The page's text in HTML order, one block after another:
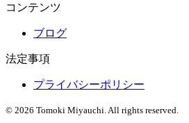
コンテンツ
ブログ
法定事項
プライバシーポリシー
© 2026 Tomoki Miyauchi. All rights reserved.